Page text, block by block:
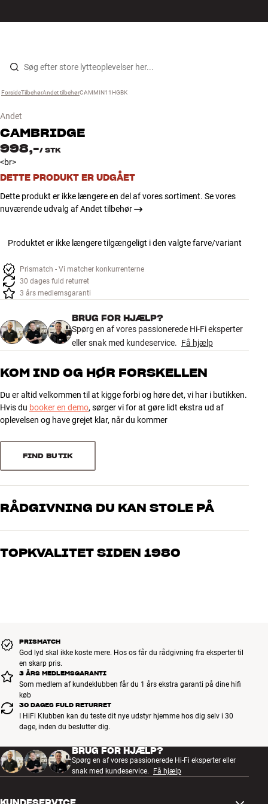
Gå til indhold
Højtaler
Høretelefoner
Kabler
Tilbehør
MÆRKER
NYHEDER
TILBUD
Kundeservice
Log ind
Kundeservice
Forside ›
Tilbehør ›
Andet tilbehør ›
CAMMIN11HGBK
Andet
CAMBRIDGE
998,-/ STK
<br>
DETTE PRODUKT ER UDGÅET
Dette produkt er ikke længere en del af vores sortiment. Se vores
nuværende udvalg af Andet tilbehør
Produktet er ikke længere tilgængeligt i den valgte farve/variant
Prismatch - Vi matcher konkurrenterne
30 dages fuld returret
3 års medlemsgaranti
BRUG FOR HJÆLP?
Spørg en af vores passionerede Hi-Fi eksperter
eller snak med kundeservice. Få hjælp
KOM IND OG HØR FORSKELLEN
Du er altid velkommen til at kigge forbi og høre det, vi har i butikken.
Hvis du booker en demo, sørger vi for at gøre lidt ekstra ud af
oplevelsen og have grejet klar, når du kommer
FIND BUTIK
RÅDGIVNING DU KAN STOLE PÅ
Vores medarbejdere er ægte entusiaster, som kender produkterne
os, hvad du drømmer om – så finder vi den løsning, der passer
TOPKVALITET SIDEN 1980
PRISMATCH
God lyd skal ikke koste mere. Hos os får du rådgivning fra eksperter til
en skarp pris.
3 ÅRS MEDLEMSGARANTI
Som medlem af kundeklubben får du 1 års ekstra garanti på dine hifi
køb
30 DAGES FULD RETURRET
I HiFi Klubben kan du teste dit nye udstyr hjemme hos dig selv i 30
dage, inden du beslutter dig.
BRUG FOR HJÆLP?
Spørg en af vores passionerede Hi-Fi eksperter eller
snak med kundeservice.
Få hjælp